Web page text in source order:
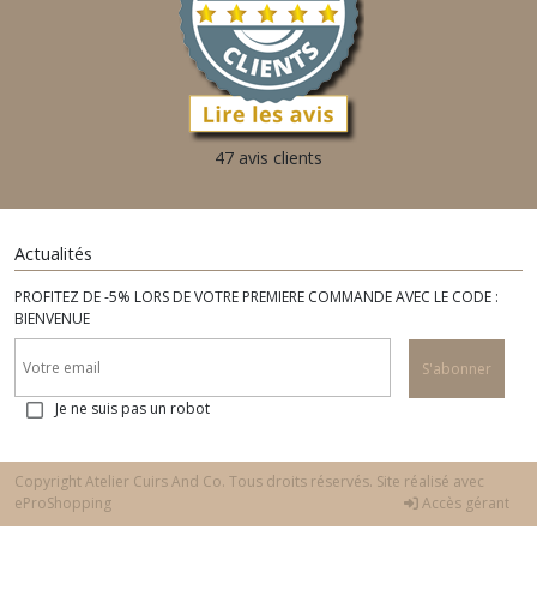
47 avis clients
Actualités
PROFITEZ DE -5% LORS DE VOTRE PREMIERE COMMANDE AVEC LE CODE :
BIENVENUE
S'abonner
Je ne suis pas un robot
Copyright Atelier Cuirs And Co. Tous droits réservés. Site réalisé avec
eProShopping
Accès gérant